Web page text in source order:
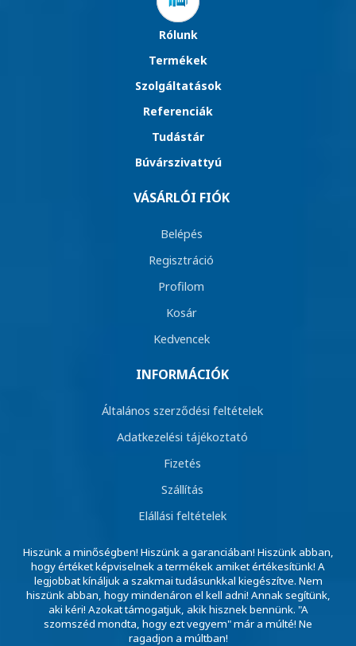
Rólunk
Termékek
Szolgáltatások
Referenciák
Tudástár
Búvárszivattyú
VÁSÁRLÓI FIÓK
Belépés
Regisztráció
Profilom
Kosár
Kedvencek
INFORMÁCIÓK
Általános szerződési feltételek
Adatkezelési tájékoztató
Fizetés
Szállítás
Elállási feltételek
Hiszünk a minőségben! Hiszünk a garanciában! Hiszünk abban,
hogy értéket képviselnek a termékek amiket értékesítünk! A
legjobbat kínáljuk a szakmai tudásunkkal kiegészítve. Nem
hiszünk abban, hogy mindenáron el kell adni! Annak segítünk,
aki kéri! Azokat támogatjuk, akik hisznek bennünk. "A
szomszéd mondta, hogy ezt vegyem" már a múlté! Ne
ragadjon a múltban!